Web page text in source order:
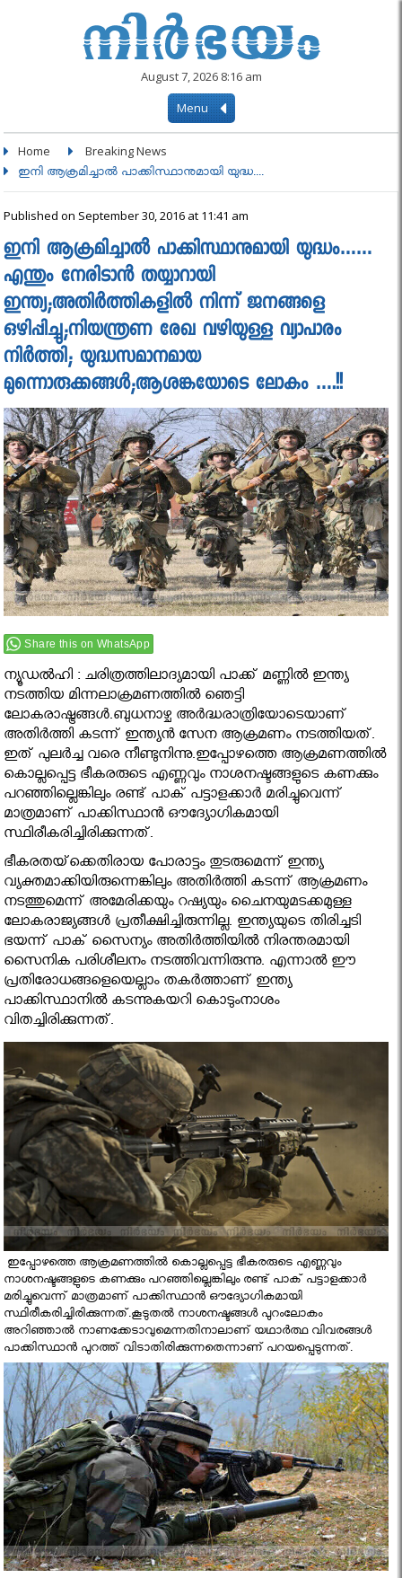
August 7, 2026 8:16 am
Menu
Home Breaking News
ഇനി ആക്രമിച്ചാല്‍ പാക്കിസ്ഥാനുമായി യുദ്ധ....
Published on September 30, 2016 at 11:41 am
ഇനി ആക്രമിച്ചാല്‍ പാക്കിസ്ഥാനുമായി യുദ്ധം……
എന്തും നേരിടാന്‍ തയ്യാറായി
ഇന്ത്യ;അതിര്‍ത്തികളില്‍ നിന്ന് ജനങ്ങളെ
ഒഴിപ്പിച്ചു;നിയന്ത്രണ രേഖ വഴിയുള്ള വ്യാപാരം
നിര്‍ത്തി; യുദ്ധസമാനമായ
മുന്നൊരുക്കങ്ങള്‍;ആശങ്കയോടെ ലോകം ….!!
Share this on WhatsApp
ന്യൂഡൽഹി : ചരിത്രത്തിലാദ്യമായി പാക്ക് മണ്ണില്‍ ഇന്ത്യ
നടത്തിയ മിന്നലാക്രമണത്തില്‍ ഞെട്ടി
ലോകരാഷ്ട്രങ്ങള്‍.ബുധനാഴ്ച അര്‍ദ്ധരാത്രിയോടെയാണ്
അതിര്‍ത്തി കടന്ന് ഇന്ത്യന്‍ സേന ആക്രമണം നടത്തിയത്.
ഇത് പുലര്‍ച്ച വരെ നീണ്ടുനിന്നു.ഇപ്പോഴത്തെ ആക്രമണത്തില്‍
കൊല്ലപ്പെട്ട ഭീകരരുടെ എണ്ണവും നാശനഷ്ടങ്ങളുടെ കണക്കും
പറഞ്ഞില്ലെങ്കിലും രണ്ട് പാക് പട്ടാളക്കാര്‍ മരിച്ചുവെന്ന്
മാത്രമാണ് പാക്കിസ്ഥാന്‍ ഔദ്യോഗികമായി
സ്ഥിരീകരിച്ചിരിക്കുന്നത്.
ഭീകരതയ്‌ക്കെതിരായ പോരാട്ടം തുടരുമെന്ന് ഇന്ത്യ
വ്യക്തമാക്കിയിരുന്നെങ്കിലും അതിര്‍ത്തി കടന്ന് ആക്രമണം
നടത്തുമെന്ന് അമേരിക്കയും റഷ്യയും ചൈനയുമടക്കമുള്ള
ലോകരാജ്യങ്ങള്‍ പ്രതീക്ഷിച്ചിരുന്നില്ല. ഇന്ത്യയുടെ തിരിച്ചടി
ഭയന്ന് പാക് സൈന്യം അതിര്‍ത്തിയില്‍ നിരന്തരമായി
സൈനിക പരിശീലനം നടത്തിവന്നിരുന്നു. എന്നാല്‍ ഈ
പ്രതിരോധങ്ങളെയെല്ലാം തകര്‍ത്താണ് ഇന്ത്യ
പാക്കിസ്ഥാനില്‍ കടന്നുകയറി കൊടുംനാശം
വിതച്ചിരിക്കുന്നത്.
ഇപ്പോഴത്തെ ആക്രമണത്തില്‍ കൊല്ലപ്പെട്ട ഭീകരരുടെ എണ്ണവും
നാശനഷ്ടങ്ങളുടെ കണക്കും പറഞ്ഞില്ലെങ്കിലും രണ്ട് പാക് പട്ടാളക്കാര്‍
മരിച്ചുവെന്ന് മാത്രമാണ് പാക്കിസ്ഥാന്‍ ഔദ്യോഗികമായി
സ്ഥിരീകരിച്ചിരിക്കുന്നത്.കൂടുതല്‍ നാശനഷ്ടങ്ങള്‍ പുറംലോകം
അറിഞ്ഞാല്‍ നാണക്കേടാവുമെന്നതിനാലാണ് യഥാര്‍ത്ഥ വിവരങ്ങള്‍
പാക്കിസ്ഥാന്‍ പുറത്ത് വിടാതിരിക്കുന്നതെന്നാണ് പറയപ്പെടുന്നത്.